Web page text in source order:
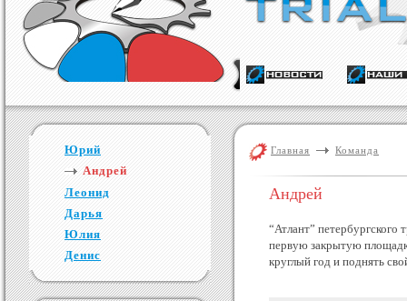
Юрий
Андрей
Леонид
Дарья
Юлия
Денис
Главная Команда
Андрей
“Атлант”
первую закрытую
круглый год и поднять